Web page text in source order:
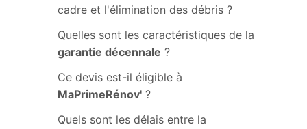
cadre et l'élimination des débris ?
Quelles sont les caractéristiques de la
garantie décennale ?
Ce devis est-il éligible à
MaPrimeRénov' ?
Quels sont les délais entre la